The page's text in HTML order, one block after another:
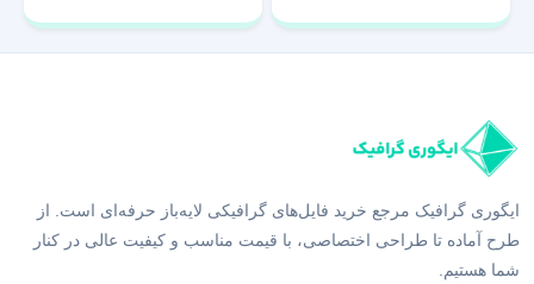
ایگوری گرافیک مرجع خرید فایل‌های گرافیکی لایه‌باز حرفه‌ای است. از
طرح آماده تا طراحی اختصاصی، با قیمت مناسب و کیفیت عالی در کنار
شما هستیم.